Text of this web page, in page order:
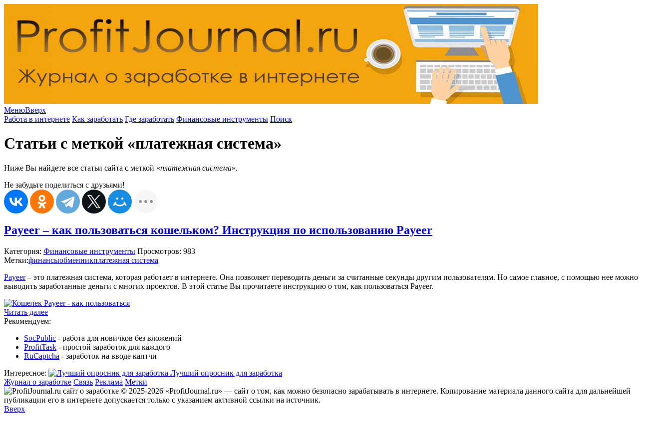
МенюВверх
Работа в интернете Как заработать Где заработать Финансовые инструменты Поиск
Статьи с меткой «платежная система»
Ниже Вы найдете все статьи сайта с меткой «платежная система».
Не забудьте поделиться с друзьями!
Payeer – как пользоваться кошельком? Инструкция по использованию Payeer
Категория: Финансовые инструменты Просмотров: 983
Метки:финансыобменникплатежная система
Payeer– это платежная система, которая работает в интернете. Она позволяет переводить деньги за считанные секунды другим пользователям. Но самое главное, с помощью нее можно
выводить заработанные деньги с многих проектов. В этой статье Вы прочитаете инструкцию о том, как пользоваться Payeer.
Читать далее
Рекомендуем:
SocPublic - работа для новичков без вложений
ProfitTask - простой заработок для каждого
RuCaptcha - заработок на вводе каптчи
Интересное:
Лучший опросник для заработка
Журнал о заработке Связь Реклама Метки
© 2025-2026 «ProfitJournal.ru» — сайт о том, как можно безопасно зарабатывать в интернете. Копирование материала данного сайта для дальнейшей
публикации его в интернете допускается только с указанием активной ссылки на источник.
Вверх